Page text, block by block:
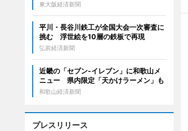
東大阪経済新聞
平川・長谷川鉄工が全国大会一次審査に
挑む 浮世絵を10層の鉄板で再現
弘前経済新聞
近畿の「セブン-イレブン」に和歌山メ
ニュー 県内限定「天かけラーメン」も
和歌山経済新聞
プレスリリース